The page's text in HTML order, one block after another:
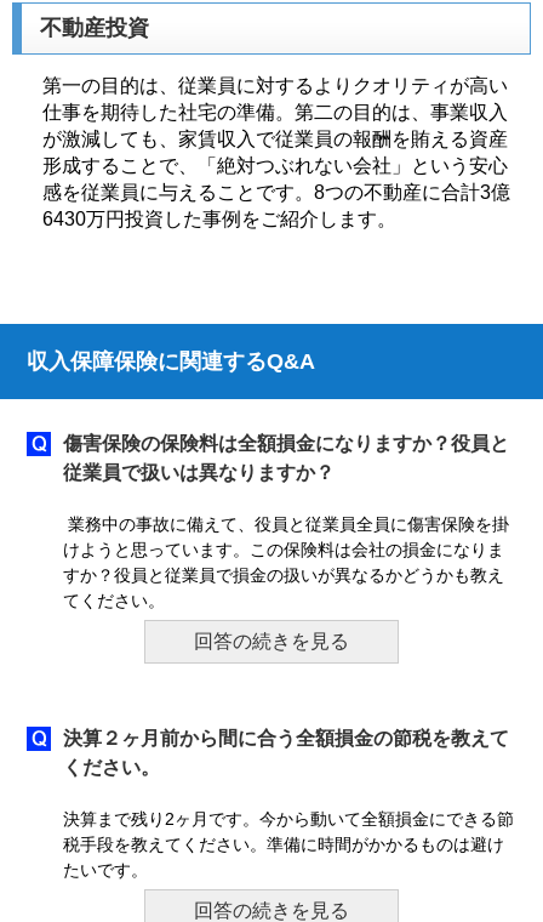
不動産投資
第一の目的は、従業員に対するよりクオリティが高い
仕事を期待した社宅の準備。第二の目的は、事業収入
が激減しても、家賃収入で従業員の報酬を賄える資産
形成することで、「絶対つぶれない会社」という安心
感を従業員に与えることです。8つの不動産に合計3億
6430万円投資した事例をご紹介します。
収入保障保険に関連するQ&A
傷害保険の保険料は全額損金になりますか？役員と
従業員で扱いは異なりますか？
業務中の事故に備えて、役員と従業員全員に傷害保険を掛
けようと思っています。この保険料は会社の損金になりま
すか？役員と従業員で損金の扱いが異なるかどうかも教え
てください。
回答の続きを見る
決算２ヶ月前から間に合う全額損金の節税を教えて
ください。
決算まで残り2ヶ月です。今から動いて全額損金にできる節
税手段を教えてください。準備に時間がかかるものは避け
たいです。
回答の続きを見る